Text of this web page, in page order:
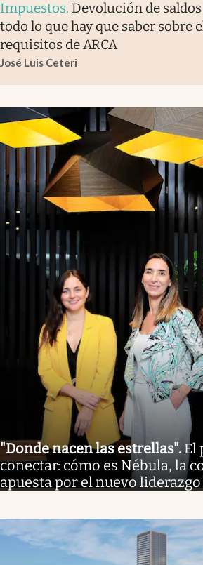
Impuestos. Devolución de
todo lo que hay que saber sobre
requisitos de ARCA
José Luis Ceteri
"Donde nacen las estrellas". El
conectar: cómo es Nébula, la
apuesta por el nuevo